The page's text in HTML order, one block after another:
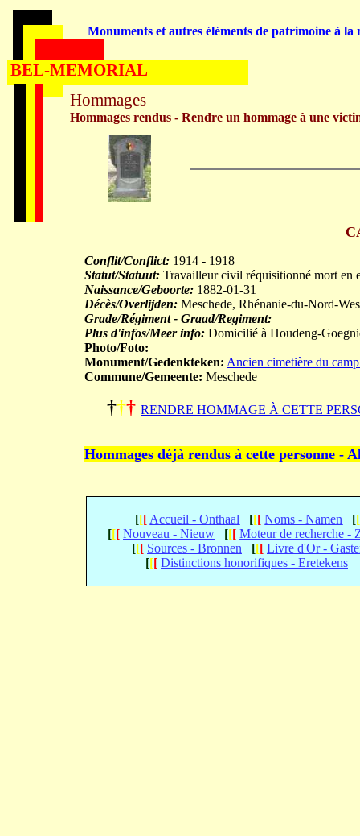
Conflit/Conflict: 1914 - 1918
Statut/Statuut: Travailleur civil réquisitionné mort en
Naissance/Geboorte: 1882-01-31
Décès/Overlijden: Meschede, Rhénanie-du-Nord-
Grade/Régiment - Graad/Regiment:
Plus d'infos/Meer info: Domicilié à Houdeng-
Photo/Foto:
Monument/Gedenkteken: Ancien cimetière du
Commune/Gemeente: Meschede
††† RENDRE HOMMAGE À CETTE
Hommages déjà rendus à cette personne -
[[[ Accueil - Onthaal [[[ Noms - Namen [[
[[[ Nouveau - Nieuw [[[ Moteur de recherche -
[[[ Sources - Bronnen [[[ Livre d'Or -
[[[ Distinctions honorifiques - Eretekens
Hommages
Hommages rendus - Rendre un hommage à une
Monuments et autres éléments de patrimoine à la
BEL-MEMORIAL